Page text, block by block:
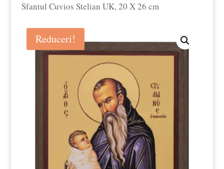
Sfantul Cuvios Stelian UK, 20 X 26 cm
Reduceri!